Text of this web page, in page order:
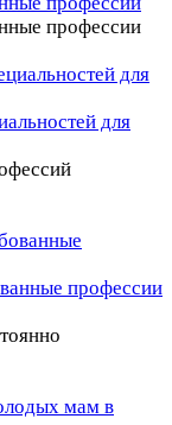
профессии
для
профессии